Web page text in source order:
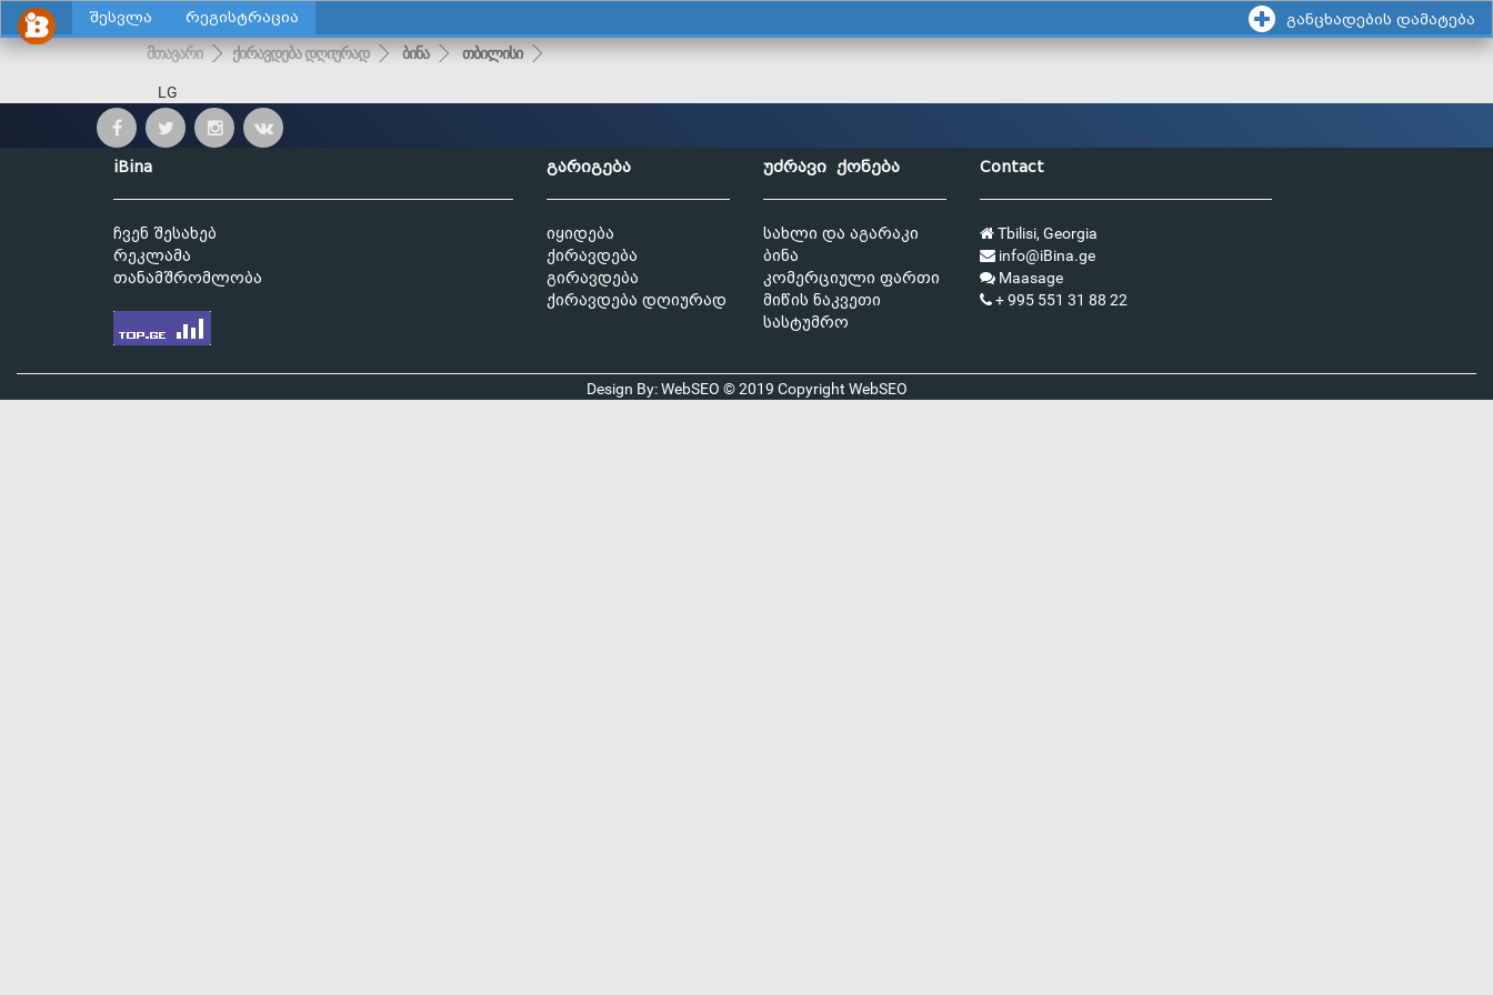
შესვლა რეგისტრაცია განცხადების დამატება
მთავარი ქირავდება დღიურად ბინა თბილისი
LG
iBina
ჩვენ შესახებ
რეკლამა
თანამშრომლობა
გარიგება
იყიდება
ქირავდება
გირავდება
ქირავდება დღიურად
უძრავი ქონება
სახლი და აგარაკი
ბინა
კომერციული ფართი
მიწის ნაკვეთი
სასტუმრო
Contact
Tbilisi, Georgia
info@iBina.ge
Maasage
+ 995 551 31 88 22
Design By: WebSEO © 2019 Copyright WebSEO